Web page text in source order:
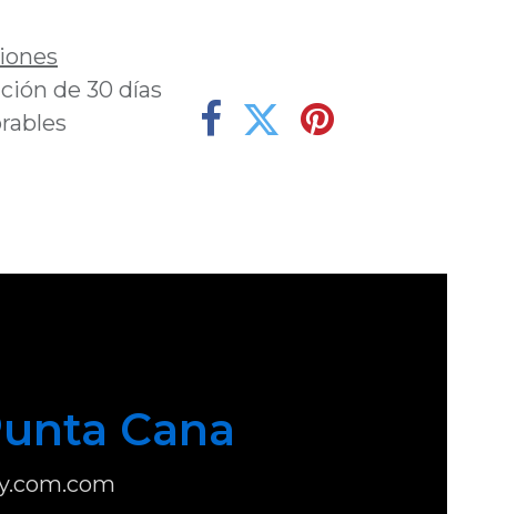
de 30 días
unta Cana